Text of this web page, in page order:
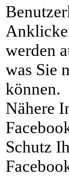
werden
was Sie
können.
Nähere
Schutz